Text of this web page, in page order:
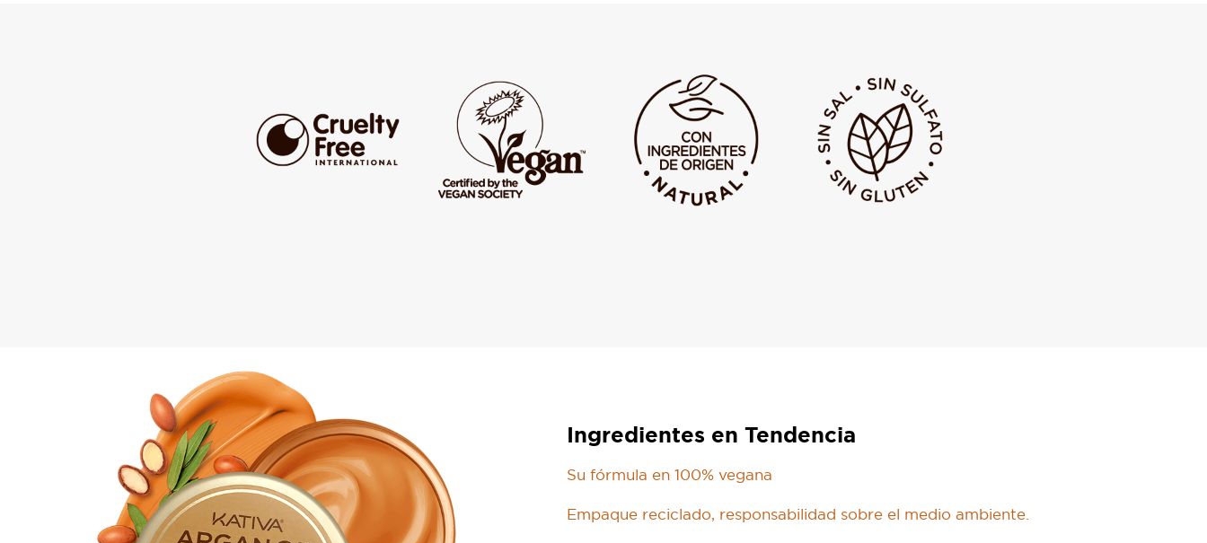
Ingredientes en Tendencia
Su fórmula en 100% vegana
Empaque reciclado, responsabilidad sobre el medio ambiente.